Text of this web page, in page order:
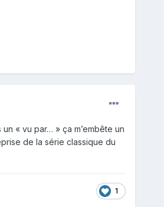
« vu par… » ça m’embête un
de la série classique du
1